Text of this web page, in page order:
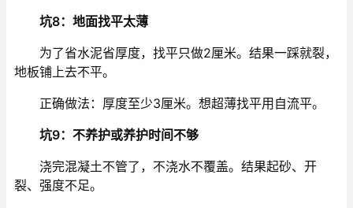
坑8：地面找平太薄
为了省水泥省厚度，找平只做2厘米。结果一踩就裂，
地板铺上去不平。
正确做法：厚度至少3厘米。想超薄找平用自流平。
坑9：不养护或养护时间不够
浇完混凝土不管了，不浇水不覆盖。结果起砂、开
裂、强度不足。